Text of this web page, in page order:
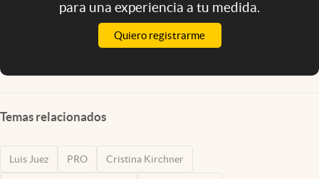
para una experiencia a tu medida.
Quiero registrarme
Temas relacionados
Luis Juez PRO Cristina Kirchner